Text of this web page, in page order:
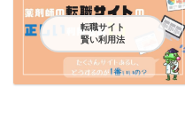
転職サイト
賢い利用法